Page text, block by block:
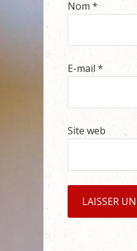
Nom *
E-mail *
Site web